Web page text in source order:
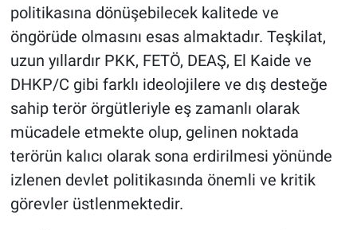
politikasına dönüşebilecek kalitede ve
öngörüde olmasını esas almaktadır. Teşkilat,
uzun yıllardır PKK, FETÖ, DEAŞ, El Kaide ve
DHKP/C gibi farklı ideolojilere ve dış desteğe
sahip terör örgütleriyle eş zamanlı olarak
mücadele etmekte olup, gelinen noktada
terörün kalıcı olarak sona erdirilmesi yönünde
izlenen devlet politikasında önemli ve kritik
görevler üstlenmektedir.